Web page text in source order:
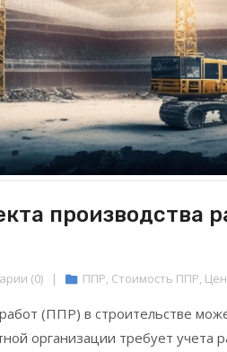
производства
(0) | ППР, Стоимость ППР,
(ППР) в строительстве
организации требует учета